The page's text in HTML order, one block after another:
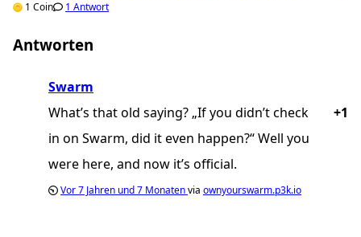
1 Coin
1 Antwort
Antworten
Swarm
+1
What’s that old saying? „If you didn’t check
in on Swarm, did it even happen?“ Well you
were here, and now it’s official.
Vor7 Jahren und 7 Monatenvia ownyourswarm.p3k.io